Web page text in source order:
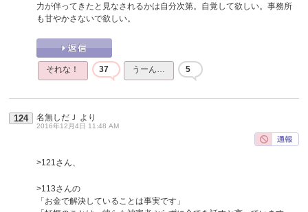
力が伴ってきたと見なされるかは自分次第。自覚して欲しい。事務所
も甘やかさないで欲しい。
それな！ 37 うーん… 5
124 名無しだＪ より
2016年12月4日 11:48 AM
>121さん、
>113さんの
「お金で解決していることは事実です」